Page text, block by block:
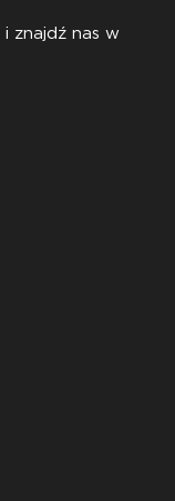
i znajdź nas w